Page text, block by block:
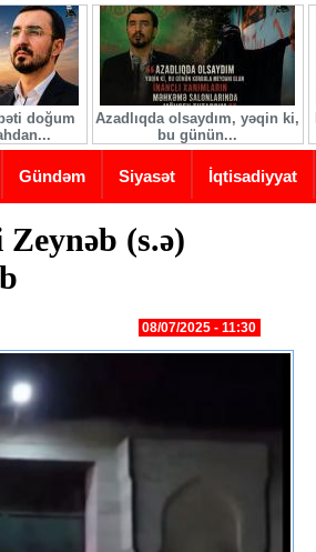
doğum
Azadlıqda olsaydım, yəqin ki,
bu günün...
Gündəm Siyasət İqtisadiyyat
(s.ə)
08/07/2025 - 11:30